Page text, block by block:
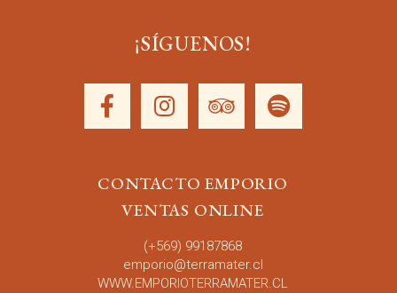
¡SÍGUENOS!
CONTACTO EMPORIO
VENTAS ONLINE
(+569) 99187868
emporio@terramater.cl
WWW.EMPORIOTERRAMATER.CL